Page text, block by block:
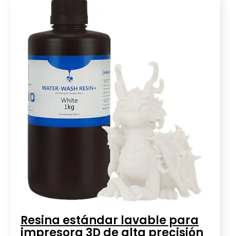
Resina estándar lavable para
impresora 3D de alta precisión